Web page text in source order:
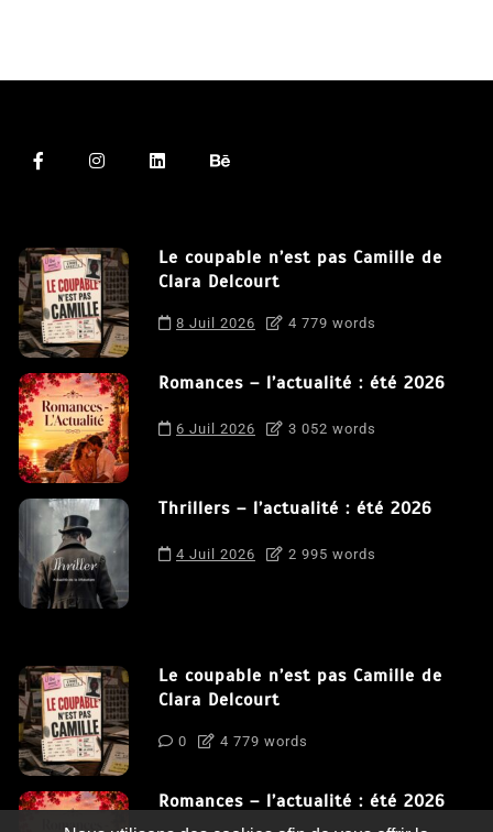
Le coupable n’est pas Camille de
Clara Delcourt
8 Juil 2026 4 779 words
Romances – l’actualité : été 2026
6 Juil 2026 3 052 words
Thrillers – l’actualité : été 2026
4 Juil 2026 2 995 words
Le coupable n’est pas Camille de
Clara Delcourt
0 4 779 words
Romances – l’actualité : été 2026